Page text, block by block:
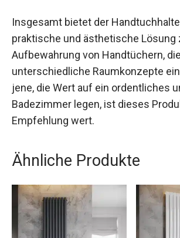
Insgesamt bietet der
praktische und ästhetische Lösung
Aufbewahrung von Handtüchern,
unterschiedliche Raumkonzepte
jene, die Wert auf ein ordentliches
Badezimmer legen, ist dieses
Empfehlung wert.
Ähnliche Produkte